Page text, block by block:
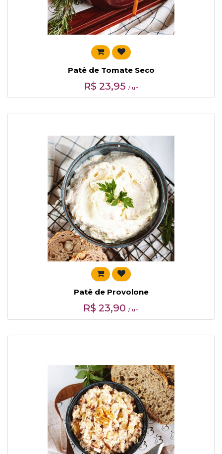
Patê de Tomate Seco
R$ 23,95 / un
Patê de Provolone
R$ 23,90 / un